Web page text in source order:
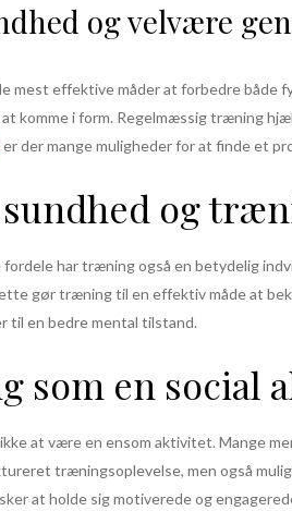
og velvære
mest effektive måder at forbedre både
komme i form. Regelmæssig træning
er der mange muligheder for at finde et
og
fordele har træning også en betydelig
gør træning til en effektiv måde at
til en bedre mental tilstand.
som en social
at være en ensom aktivitet. Mange
træningsoplevelse, men også
at holde sig motiverede og